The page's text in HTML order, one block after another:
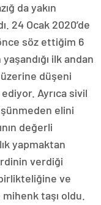
da yakın
24 Ocak 2020’de
söz ettiğim 6
ilk andan
düşeni
Ayrıca sivil
elini
değerli
yapmaktan
verdiği
ve
taşı oldu.